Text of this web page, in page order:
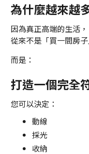
為什麼越來越
因為真正高端的生活，
從來不是「買一間房子
而是：
打造一個完全
您可以決定：
動線
採光
收納